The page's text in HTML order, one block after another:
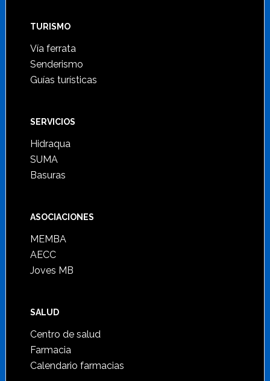
TURISMO
Vía ferrata
Senderismo
Guías turísticas
SERVICIOS
Hidraqua
SUMA
Basuras
ASOCIACIONES
MEMBA
AECC
Joves MB
SALUD
Centro de salud
Farmacia
Calendario farmacias